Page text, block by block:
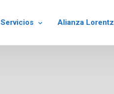
Servicios Alianza Lorentz